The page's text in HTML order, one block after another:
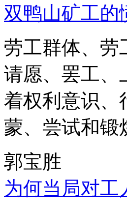
双鸭山矿工的
劳工群体、劳
请愿、罢工、
着权利意识、
蒙、尝试和锻
郭宝胜
为何当局对工